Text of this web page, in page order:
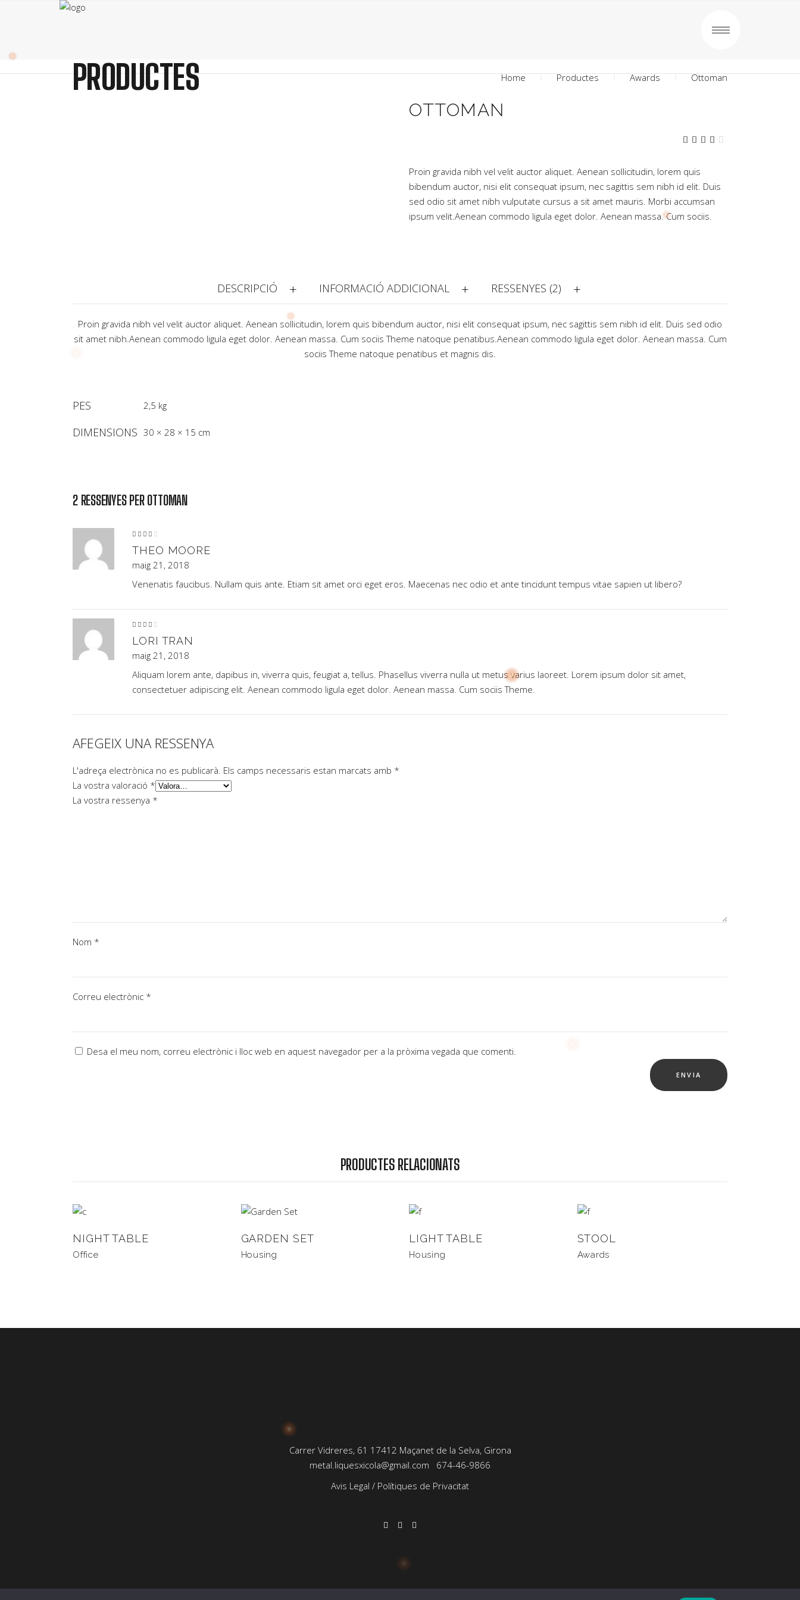
PRODUCTES Home Productes Awards Ottoman
OTTOMAN
5 en
funció
de
de
clients
Proin gravida nibh vel velit auctor aliquet. Aenean sollicitudin, lorem quis
bibendum auctor, nisi elit consequat ipsum, nec sagittis sem nibh id elit. Duis
sed odio sit amet nibh vulputate cursus a sit amet mauris. Morbi accumsan
ipsum velit.Aenean commodo ligula eget dolor. Aenean massa. Cum sociis.
DESCRIPCIÓ INFORMACIÓ ADDICIONAL RESSENYES (2)
Proin gravida nibh vel velit auctor aliquet. Aenean sollicitudin, lorem quis bibendum auctor, nisi elit consequat ipsum, nec sagittis sem nibh id elit. Duis sed odio
sit amet nibh.Aenean commodo ligula eget dolor. Aenean massa. Cum sociis Theme natoque penatibus.Aenean commodo ligula eget dolor. Aenean massa. Cum
sociis Theme natoque penatibus et magnis dis.
PES 2,5 kg
DIMENSIONS 30 × 28 × 15 cm
2 RESSENYES PEROTTOMAN
4de
5
THEO MOORE
maig 21, 2018
Venenatis faucibus. Nullam quis ante. Etiam sit amet orci eget eros. Maecenas nec odio et ante tincidunt tempus vitae sapien ut libero?
4
de
5
LORI TRAN
maig 21, 2018
Aliquam lorem ante, dapibus in, viverra quis, feugiat a, tellus. Phasellus viverra nulla ut metus varius laoreet. Lorem ipsum dolor sit amet,
consectetuer adipiscing elit. Aenean commodo ligula eget dolor. Aenean massa. Cum sociis Theme.
AFEGEIX UNA RESSENYA
L'adreça electrònica no es publicarà. Els camps necessaris estan marcats amb *
La vostra valoració *
La vostra ressenya *
Nom *
Correu electrònic *
Desa el meu nom, correu electrònic i lloc web en aquest navegador per a la pròxima vegada que comenti.
PRODUCTES RELACIONATS
NIGHT TABLE
Office
GARDEN SET
Housing
LIGHT TABLE
Housing
STOOL
Awards
Carrer Vidreres, 61 17412 Maçanet de la Selva, Girona
metal.liquesxicola@gmail.com
674-46-9866
Avis Legal / Polítiques de Privacitat